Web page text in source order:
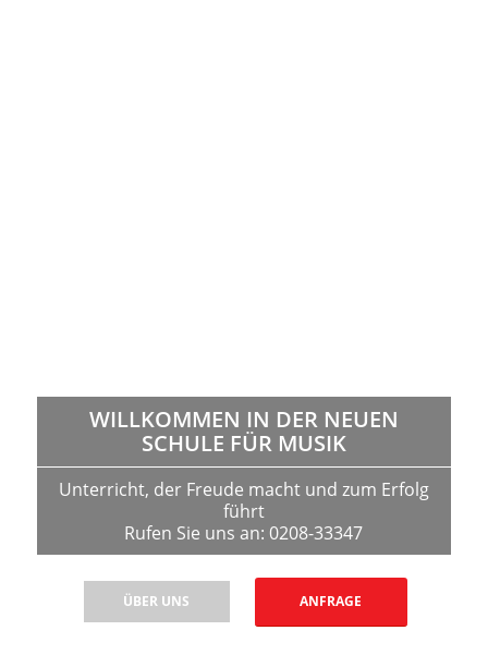
WILLKOMMEN IN DER NEUEN
SCHULE FÜR MUSIK
Unterricht, der Freude macht und zum Erfolg
führt
Rufen Sie uns an: 0208-33347
ÜBER UNS ANFRAGE